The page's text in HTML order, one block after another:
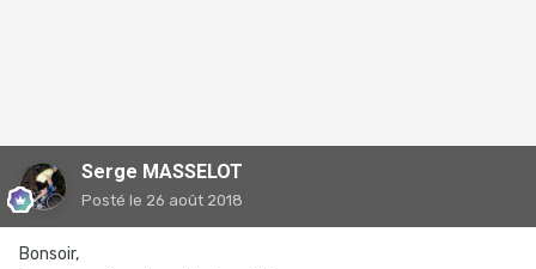
Serge MASSELOT
Posté le 26 août 2018
Bonsoir,